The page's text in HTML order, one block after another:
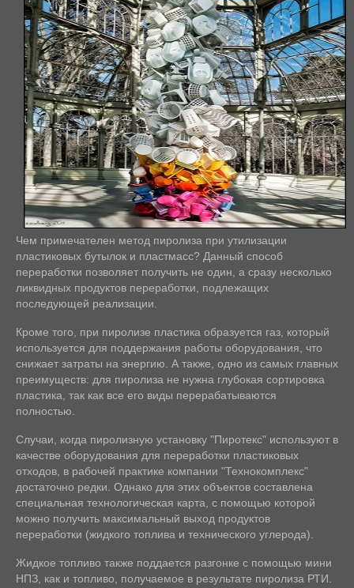
Чем примечателен метод пиролиза при утилизации
пластиковых бутылок и пластмасс? Данный способ
переработки позволяет получить не один, а сразу несколько
ликвидных продуктов переработки, подлежащих
последующей реализации.
Кроме того, при пиролизе пластика образуется газ, который
используется для поддержания работы оборудования, что
снижает затраты на энергию. А также, одно из самых главных
преимуществ: для пиролиза не нужна глубокая сортировка
пластика, так как все его виды перерабатываются
полностью.
Случаи, когда пиролизную установку "Пиротекс" используют в
качестве оборудования для переработки пластиковых
отходов, в рабочей практике компании "Технокомплекс"
достаточно редки. Однако для этих объектов составлена
специальная технологическая карта, с помощью которой
можно получить максимальный выход продуктов
переработки (жидкого топлива и технического углерода).
Жидкое топливо также поддается разгонке с помощью мини
НПЗ, как и топливо, получаемое в результате пиролиза РТИ.